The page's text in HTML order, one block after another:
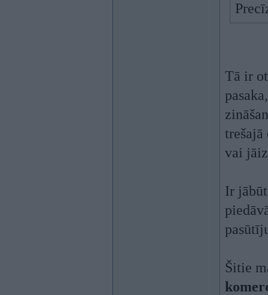
Tā ir
trešajā
vai
Ir
Šitie